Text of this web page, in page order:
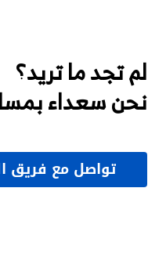
لم تجد ما تريد؟
نحن سعداء
تواصل مع فريق